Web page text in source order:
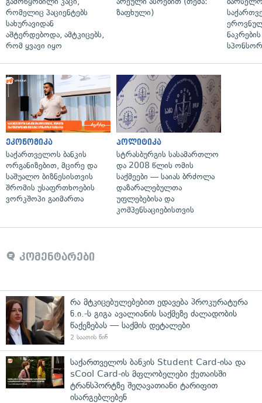
რომელიც პაციენტებს
სახურავიდან
აშტერდებოდა, ამტკიცებს,
რომ ყვავი იყო
ზაფხული)
ეკონომიკა
საქართველოს ბანკის
ორგანიზებით, მცირე და
საშუალო ბიზნესისთვის
შრომის უსაფრთხოების
ვორკშოპი გაიმართა
პოლიტიკა
სტრასბურგის სასამართლო
და 2008 წლის ომის
საქმეები — საიას ბრძოლა
დაზარალებულთა
უფლებებისა და
კომპენსაციებისთვის
კომენტარები
რა მტკიცებულებებით ედავება პროკურატურა
ნ.ი.-ს გიგა ავალიანის საქმეზე ძალადობის
წაქეზებას — საქმის დეტალები
2 საათის წინ
საქართველოს ბანკის Student Card-ისა და
sCool Card-ის მფლობელები ქუთაისში
ტრანსპორტზე შეღავათიანი ტარიფით
ისარგებლებენ